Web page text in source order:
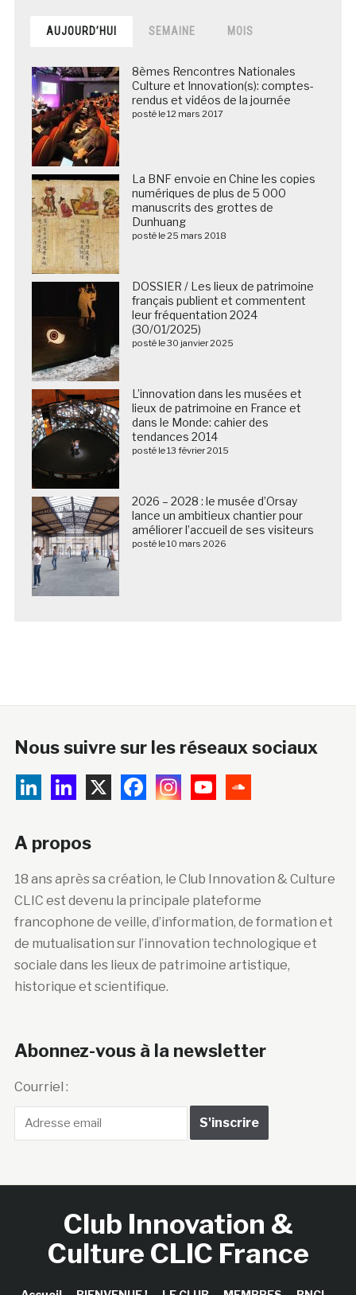
AUJOURD’HUI SEMAINE MOIS
8èmes Rencontres Nationales
Culture et Innovation(s): comptes-
rendus et vidéos de la journée
posté le 12 mars 2017
La BNF envoie en Chine les copies
numériques de plus de 5 000
manuscrits des grottes de
Dunhuang
posté le 25 mars 2018
DOSSIER / Les lieux de patrimoine
français publient et commentent
leur fréquentation 2024
(30/01/2025)
posté le 30 janvier 2025
L’innovation dans les musées et
lieux de patrimoine en France et
dans le Monde: cahier des
tendances 2014
posté le 13 février 2015
2026 – 2028 : le musée d’Orsay
lance un ambitieux chantier pour
améliorer l’accueil de ses visiteurs
posté le 10 mars 2026
Nous suivre sur les réseaux sociaux
A propos
18 ans après sa création, le Club Innovation & Culture
CLIC est devenu la principale plateforme
francophone de veille, d’information, de formation et
de mutualisation sur l’innovation technologique et
sociale dans les lieux de patrimoine artistique,
historique et scientifique.
Abonnez-vous à la newsletter
Courriel :
Club Innovation &
Culture CLIC France